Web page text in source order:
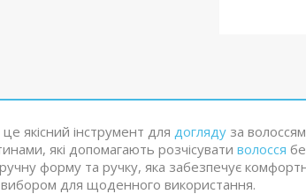
це якісний інструмент для догляду за
які допомагають розчісувати волосся
форму та ручку, яка забезпечує
вибором для щоденного використання.